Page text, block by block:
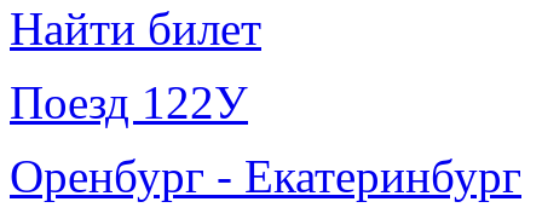
Найти билет
Поезд 122У
Оренбург - Екатеринбург